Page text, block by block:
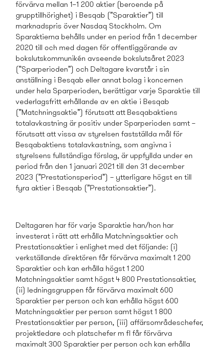
förvärva mellan 1–1 200 aktier (beroende på
grupptillhörighet) i Besqab (”Sparaktier”) till
marknadspris över Nasdaq Stockholm. Om
Sparaktierna behålls under en period från 1 december
2020 till och med dagen för offentliggörande av
bokslutskommunikén avseende bokslutsåret 2023
(”Sparperioden”) och Deltagare kvarstår i sin
anställning i Besqab eller annat bolag i koncernen
under hela Sparperioden, berättigar varje Sparaktie till
vederlagsfritt erhållande av en aktie i Besqab
(”Matchningsaktie”) förutsatt att Besqabaktiens
totalavkastning är positiv under Sparperioden samt –
förutsatt att vissa av styrelsen fastställda mål för
Besqabaktiens totalavkastning, som angivna i
styrelsens fullständiga förslag, är uppfyllda under en
period från den 1 januari 2021 till den 31 december
2023 (”Prestationsperiod”) – ytterligare högst en till
fyra aktier i Besqab (”Prestationsaktier”).
Deltagaren har för varje Sparaktie han/hon har
investerat i rätt att erhålla Matchningsaktier och
Prestationsaktier i enlighet med det följande: (i)
verkställande direktören får förvärva maximalt 1 200
Sparaktier och kan erhålla högst 1 200
Matchningsaktier samt högst 4 800 Prestationsaktier,
(ii) ledningsgruppen får förvärva maximalt 600
Sparaktier per person och kan erhålla högst 600
Matchningsaktier per person samt högst 1 800
Prestationsaktier per person, (iii) affärsområdeschefer,
projektledare och platschefer m fl får förvärva
maximalt 300 Sparaktier per person och kan erhålla